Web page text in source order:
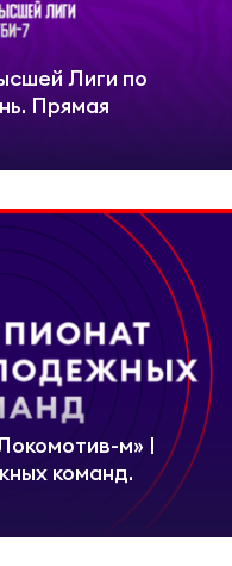
Лиги по
Прямая
м» |
команд.